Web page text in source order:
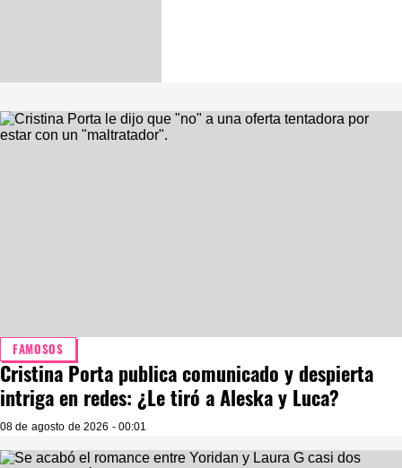
FAMOSOS
Cristina Porta publica comunicado y despierta
intriga en redes: ¿Le tiró a Aleska y Luca?
08 de agosto de 2026 - 00:01